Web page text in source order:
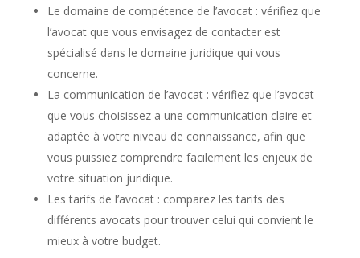
Le domaine de compétence de l’avocat : vérifiez que
l’avocat que vous envisagez de contacter est
spécialisé dans le domaine juridique qui vous
concerne.
La communication de l’avocat : vérifiez que l’avocat
que vous choisissez a une communication claire et
adaptée à votre niveau de connaissance, afin que
vous puissiez comprendre facilement les enjeux de
votre situation juridique.
Les tarifs de l’avocat : comparez les tarifs des
différents avocats pour trouver celui qui convient le
mieux à votre budget.